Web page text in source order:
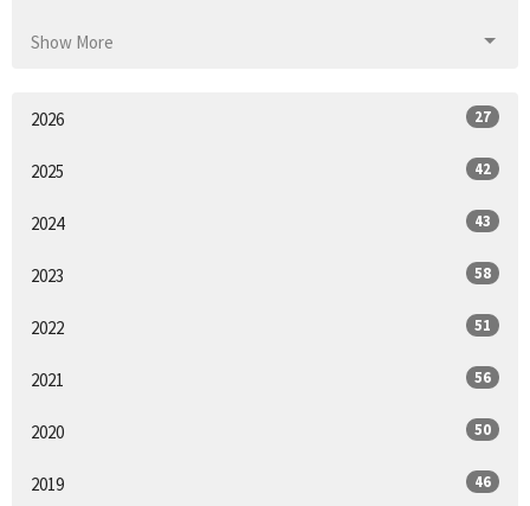
Show More
2026 27
2025 42
2024 43
2023 58
2022 51
2021 56
2020 50
2019 46